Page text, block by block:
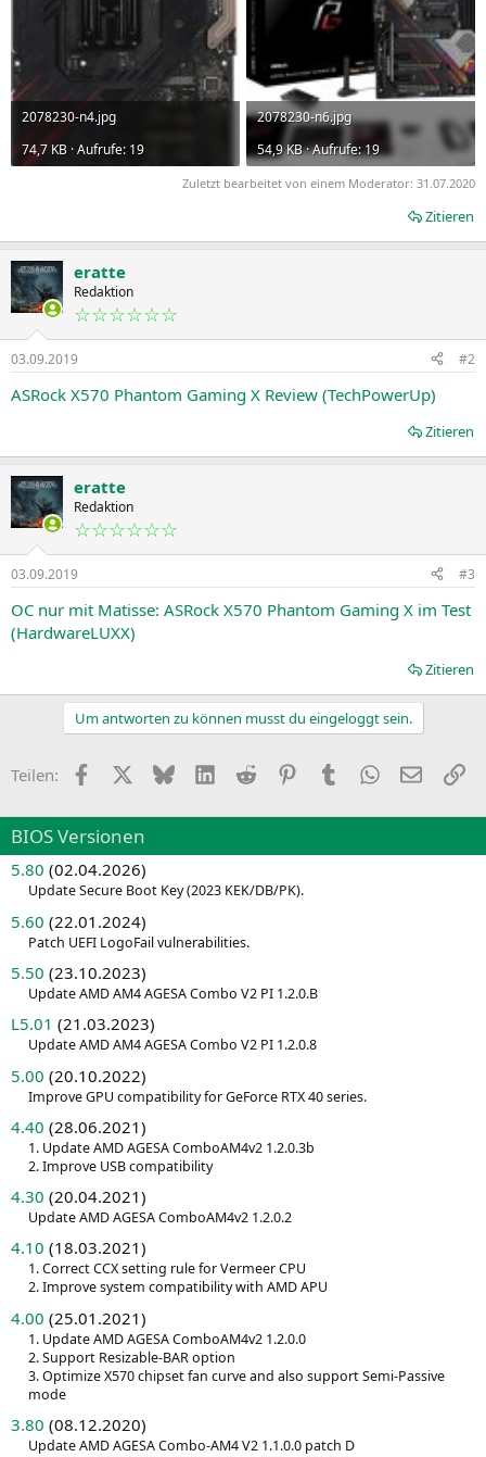
2078230-n4.jpg
74,7 KB · Aufrufe: 19
2078230-n6.jpg
54,9 KB · Aufrufe: 19
Zuletzt bearbeitet von einem Moderator: 31.07.2020
Zitieren
eratte
Redaktion
☆☆☆☆☆☆
03.09.2019 #2
ASRock X570 Phantom Gaming X Review (TechPowerUp)
Zitieren
eratte
Redaktion
☆☆☆☆☆☆
03.09.2019 #3
OC nur mit Matisse: ASRock X570 Phantom Gaming X im Test
(HardwareLUXX)
Zitieren
Um antworten zu können musst du eingeloggt sein.
Teilen: Facebook BlueskyLinkedIn
Reddit PinterestTumblr WhatsApp
E-Mail
BIOS Versionen
5.80 (02.04.2026)
Update Secure Boot Key (2023 KEK/DB/PK).
5.60 (22.01.2024)
Patch UEFI LogoFail vulnerabilities.
5.50 (23.10.2023)
Update AMD AM4 AGESA Combo V2 PI 1.2.0.B
L5.01 (21.03.2023)
Update AMD AM4 AGESA Combo V2 PI 1.2.0.8
5.00 (20.10.2022)
Improve GPU compatibility for GeForce RTX 40 series.
4.40 (28.06.2021)
1. Update AMD AGESA ComboAM4v2 1.2.0.3b
2. Improve USB compatibility
4.30 (20.04.2021)
Update AMD AGESA ComboAM4v2 1.2.0.2
4.10 (18.03.2021)
1. Correct CCX setting rule for Vermeer CPU
2. Improve system compatibility with AMD APU
4.00 (25.01.2021)
1. Update AMD AGESA ComboAM4v2 1.2.0.0
2. Support Resizable-BAR option
3. Optimize X570 chipset fan curve and also support Semi-Passive
mode
3.80 (08.12.2020)
Update AMD AGESA Combo-AM4 V2 1.1.0.0 patch D